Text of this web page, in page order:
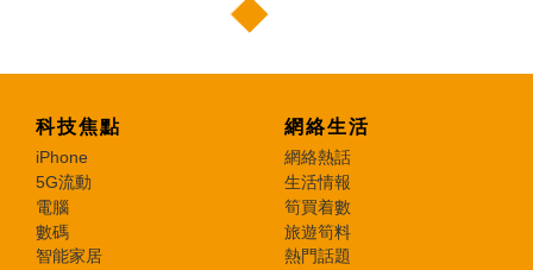
科技焦點
iPhone
5G流動
電腦
數碼
智能家居
網絡生活
網絡熱話
生活情報
筍買着數
旅遊筍料
熱門話題